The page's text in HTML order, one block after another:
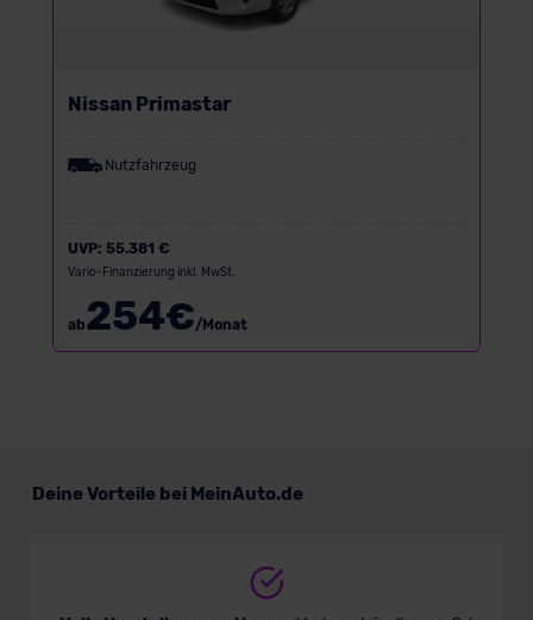
Nissan Primastar
Nutzfahrzeug
UVP: 55.381 €
Vario-Finanzierung inkl. MwSt.
ab254€/Monat
Deine Vorteile bei MeinAuto.de